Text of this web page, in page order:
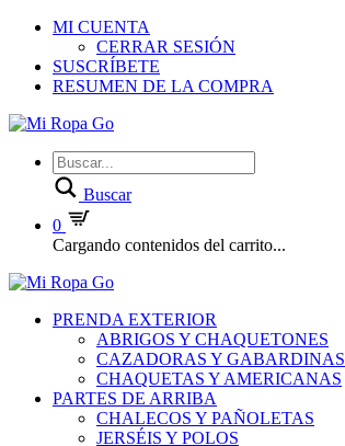
MI CUENTA
CERRAR SESIÓN
SUSCRÍBETE
RESUMEN DE LA COMPRA
Buscar
0
Cargando contenidos del carrito...
PRENDA EXTERIOR
ABRIGOS Y CHAQUETONES
CAZADORAS Y GABARDINAS
CHAQUETAS Y AMERICANAS
PARTES DE ARRIBA
CHALECOS Y PAÑOLETAS
JERSÉIS Y POLOS